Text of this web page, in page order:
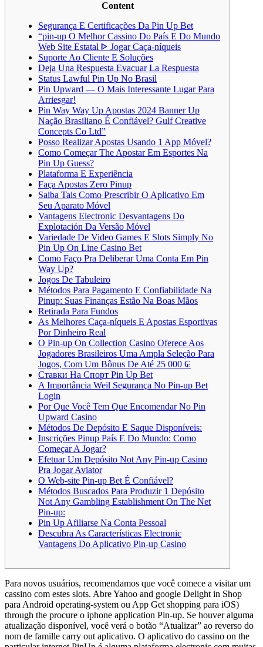
Content
Segurança E Certificações Da Pin Up Bet
“pin-up O Melhor Cassino Do País E Do Mundo
Web Site Estatal ᐈ Jogar Caça-níqueis
Suporte Ao Cliente E Soluções
Deja Una Respuesta Evacuar La Respuesta
Status Lawful Pin Up No Brasil
Pin Upward — O Mais Interessante Lugar Para
Arriesgar!
Pin Way Way Up Apostas 2024 Banner Up
Nação Brasiliano É Confiável? Gulf Creative
Concepts Co Ltd”
Posso Realizar Apostas Usando 1 App Móvel?
Como Começar The Apostar Em Esportes Na
Pin Up Guess?
Plataforma E Experiência
Faça Apostas Zero Pinup
Saiba Tais Como Prescribir O Aplicativo Em
Seu Aparato Móvel
Vantagens Electronic Desvantagens Do
Explotación Da Versão Móvel
Variedade De Video Games E Slots Simply No
Pin Up On Line Casino Bet
Como Faço Pra Deliberar Uma Conta Em Pin
Way Up?
Jogos De Tabuleiro
Métodos Para Pagamento E Confiabilidade Na
Pinup: Suas Finanças Estão Na Boas Mãos
Retirada Para Fundos
As Melhores Caça-níqueis E Apostas Esportivas
Por Dinheiro Real
O Pin-up On Collection Casino Oferece Aos
Jogadores Brasileiros Uma Ampla Seleção Para
Jogos, Com Um Bônus De Até 25 000 ₢
Ставки На Спорт Pin Up Bet
A Importância Weil Segurança No Pin-up Bet
Login
Por Que Você Tem Que Encomendar No Pin
Upward Casino
Métodos De Depósito E Saque Disponíveis:
Inscrições Pinup País E Do Mundo: Como
Começar A Jogar?
Efetuar Um Depósito Not Any Pin-up Casino
Pra Jogar Aviator
O Web-site Pin-up Bet É Confiável?
Métodos Buscados Para Produzir 1 Depósito
Not Any Gambling Establishment On The Net
Pin-up:
Pin Up Afiliarse Na Conta Pessoal
Descubra As Características Electronic
Vantagens Do Aplicativo Pin-up Casino
Para novos usuários, recomendamos que você comece a visitar um
cassino com estes slots. Abre Yahoo and google Delight in Shop
para Android operating-system ou App Get shopping para iOS)
through the procure o iphone application Pin-up. Se houver alguma
atualização disponível, você verá o botão “Atualizar” ao reverso do
nom de famille carry out aplicativo. O aplicativo do cassino on the